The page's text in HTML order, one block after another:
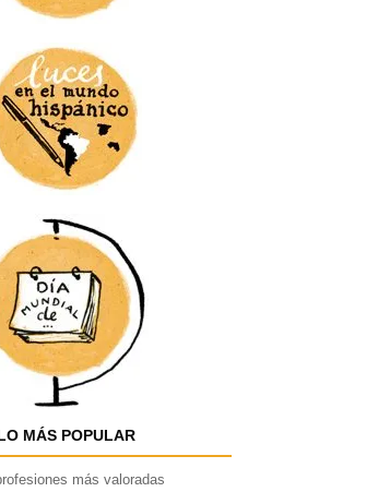
MÁS POPULAR
más valoradas